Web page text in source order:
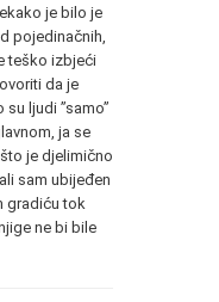
je bilo je
pojedinačnih,
teško izbjeći
da je
ljudi ”samo”
ja se
je djelimično
sam ubijeđen
gradiću tok
ne bi bile